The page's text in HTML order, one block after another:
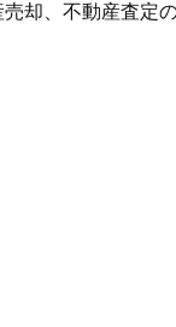
却、不動産査定